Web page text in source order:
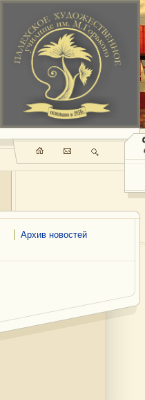
Архив новостей